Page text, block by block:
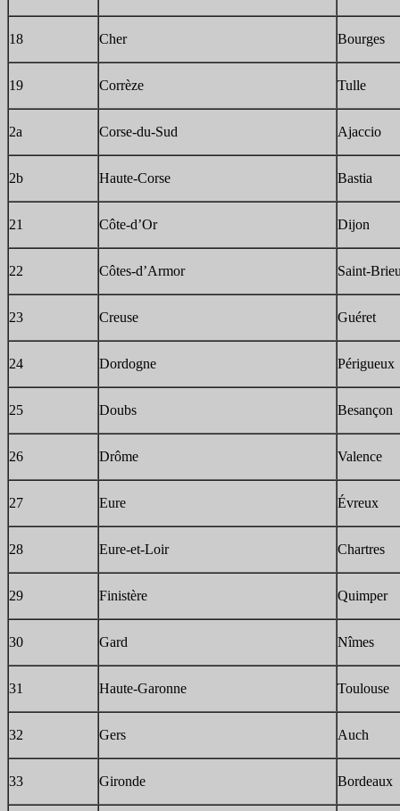
18 Cher Bourges
19 Corrèze Tulle
2a Corse-du-Sud Ajaccio
2b Haute-Corse Bastia
21 Côte-d’Or Dijon
22 Côtes-d’Armor Saint-
23 Creuse Guéret
24 Dordogne Périgueux
25 Doubs Besançon
26 Drôme Valence
27 Eure Évreux
28 Eure-et-Loir Chartres
29 Finistère Quimper
30 Gard Nîmes
31 Haute-Garonne Toulouse
32 Gers Auch
33 Gironde Bordeaux